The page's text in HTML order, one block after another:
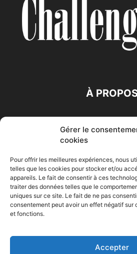
Gérer le
cookies
Pour offrir les meilleures expériences, nous
telles que les cookies pour stocker et/ou
appareils. Le fait de consentir à ces
traiter des données telles que le
uniques sur ce site. Le fait de ne pas
consentement peut avoir un effet négatif sur
et fonctions.
Accepter
À
Accueil Economie Entreprises
Maghreb